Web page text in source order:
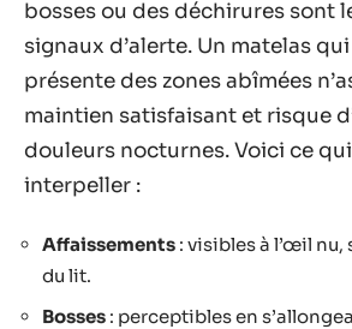
bosses ou des déchirures sont
signaux d’alerte. Un matelas qui
présente des zones abîmées
maintien satisfaisant et risque
douleurs nocturnes. Voici ce
interpeller :
Affaissements : visibles à l’œil
du lit.
Bosses : perceptibles en